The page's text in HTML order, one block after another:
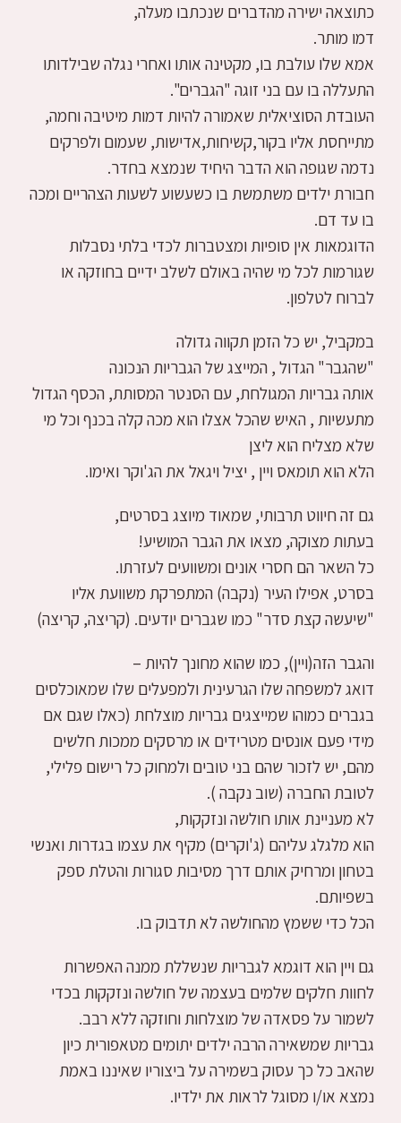
כתוצאה ישירה מהדברים שנכתבו מעלה,
דמו מותר.
אמא שלו עולבת בו, מקטינה אותו ואחרי נגלה שבילדותו
התעללה בו עם בני זוגה "הגברים".
העובדת הסוציאלית שאמורה להיות דמות מיטיבה וחמה,
מתייחסת אליו בקור,קשיחות,אדישות, שעמום ולפרקים
נדמה שגופה הוא הדבר היחיד שנמצא בחדר.
חבורת ילדים משתמשת בו כשעשוע לשעות הצהריים ומכה
בו עד דם.
הדוגמאות אין סופיות ומצטברות לכדי בלתי נסבלות
שגורמות לכל מי שהיה באולם לשלב ידיים בחוזקה או
לברוח לטלפון.
במקביל, יש כל הזמן תקווה גדולה
"שהגבר" הגדול , המייצג של הגבריות הנכונה
אותה גבריות המגולחת, עם הסנטר המסותת, הכסף הגדול
מתעשיות , האיש שהכל אצלו הוא מכה קלה בכנף וכל מי
שלא מצליח הוא ליצן
הלא הוא תומאס ויין , יציל ויגאל את הג'וקר ואימו.
גם זה חיווט תרבותי, שמאוד מיוצג בסרטים,
בעתות מצוקה, מצאו את הגבר המושיע!
כל השאר הם חסרי אונים ומשוועים לעזרתו.
בסרט, אפילו העיר (נקבה) המתפרקת משוועת אליו
"שיעשה קצת סדר" כמו שגברים יודעים. (קריצה, קריצה)
והגבר הזה(ויין), כמו שהוא מחונך להיות –
דואג למשפחה שלו הגרעינית ולמפעלים שלו שמאוכלסים
בגברים כמוהו שמייצגים גבריות מוצלחת (כאלו שגם אם
מידי פעם אונסים מטרידים או מרסקים ממכות חלשים
מהם, יש לזכור שהם בני טובים ולמחוק כל רישום פלילי,
לטובת החברה (שוב נקבה ).
לא מעניינת אותו חולשה ונזקקות,
הוא מלגלג עליהם (ג'וקרים) מקיף את עצמו בגדרות ואנשי
בטחון ומרחיק אותם דרך מסיבות סגורות והטלת ספק
בשפיותם.
הכל כדי ששמץ מהחולשה לא תדבוק בו.
גם ויין הוא דוגמא לגבריות שנשללת ממנה האפשרות
לחוות חלקים שלמים בעצמה של חולשה ונזקקות בכדי
לשמור על פסאדה של מוצלחות וחוזקה ללא רבב.
גבריות שמשאירה הרבה ילדים יתומים מטאפורית כיון
שהאב כל כך עסוק בשמירה על ביצוריו שאיננו באמת
נמצא או/ו מסוגל לראות את ילדיו.